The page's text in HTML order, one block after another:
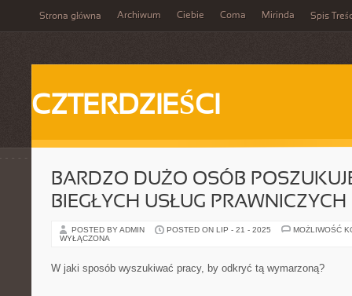
Strona główna Archiwum Ciebie Coma Mirinda Spis
CZTERDZIEŚCI
BARDZO DUŻO OSÓB
BIEGŁYCH USŁUG PRAWNICZYCH
POSTED BY ADMIN POSTED ON LIP - 21 - 2025
MOŻLIWOŚĆ
WYŁĄCZONA
W jaki sposób wyszukiwać pracy, by odkryć tą wymarzoną?